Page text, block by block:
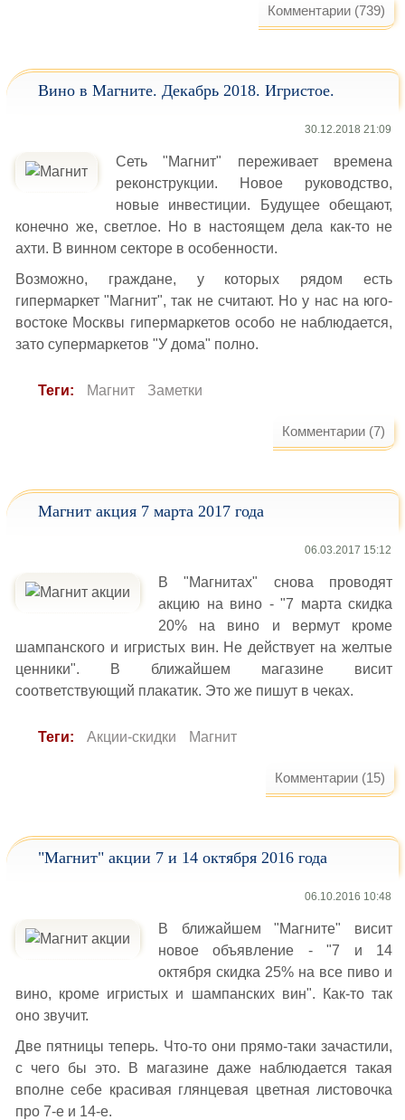
Комментарии (739)
Вино в Магните. Декабрь 2018. Игристое.
30.12.2018 21:09
Сеть "Магнит" переживает времена
реконструкции. Новое руководство,
новые инвестиции. Будущее обещают,
конечно же, светлое. Но в настоящем дела как-то не
ахти. В винном секторе в особенности.
Возможно, граждане, у которых рядом есть
гипермаркет "Магнит", так не считают. Но у нас на юго-
востоке Москвы гипермаркетов особо не наблюдается,
зато супермаркетов "У дома" полно.
Теги: Магнит Заметки
Комментарии (7)
Магнит акция 7 марта 2017 года
06.03.2017 15:12
В "Магнитах" снова проводят
акцию на вино - "7 марта скидка
20% на вино и вермут кроме
шампанского и игристых вин. Не действует на желтые
ценники". В ближайшем магазине висит
соответствующий плакатик. Это же пишут в чеках.
Теги: Акции-скидки Магнит
Комментарии (15)
"Магнит" акции 7 и 14 октября 2016 года
06.10.2016 10:48
В ближайшем "Магните" висит
новое объявление - "7 и 14
октября скидка 25% на все пиво и
вино, кроме игристых и шампанских вин". Как-то так
оно звучит.
Две пятницы теперь. Что-то они прямо-таки зачастили,
с чего бы это. В магазине даже наблюдается такая
вполне себе красивая глянцевая цветная листовочка
про 7-е и 14-е.